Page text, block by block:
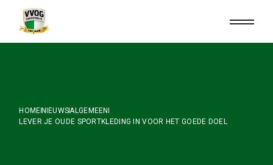
content
HOME NIEUWSALGEMEEN
LEVER JE OUDE SPORTKLEDING IN VOOR HET GOEDE DOEL